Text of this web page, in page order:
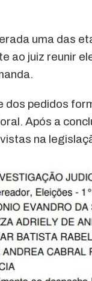
uma das
ao juiz reunir
dos pedidos
Após a
na